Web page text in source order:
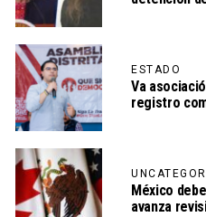
ESTADO
Va
registro
México
avanza